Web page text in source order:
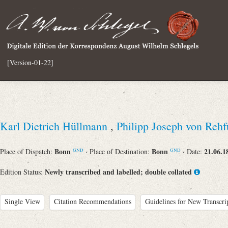
[Version-01-22]
Karl Dietrich Hüllmann , Philipp Joseph von
Place of Dispatch: Bonn GND · Place of Destination: Bonn GND · Date:
Edition Status: Newly transcribed and labelled; double collated
Single View Citation Recommendations Guidelines for New